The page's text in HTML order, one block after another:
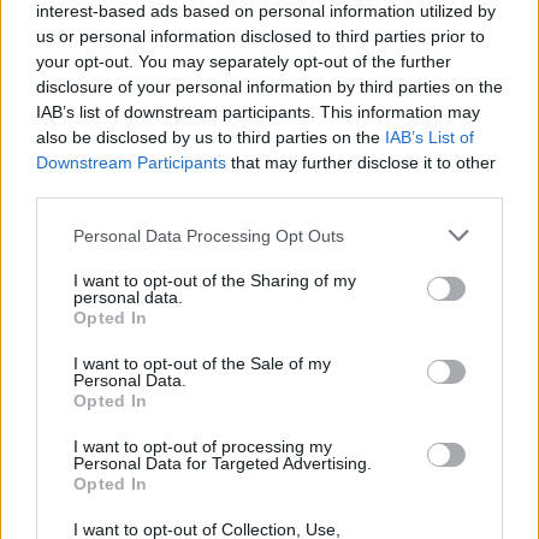
interest-based ads based on personal information utilized by
us or personal information disclosed to third parties prior to
your opt-out. You may separately opt-out of the further
disclosure of your personal information by third parties on the
IAB’s list of downstream participants. This information may
also be disclosed by us to third parties on the IAB’s List of
Downstream Participants that may further disclose it to other
Personal Data Processing Opt Outs
I want to opt-out of the Sharing of my
personal data.
Opted In
I want to opt-out of the Sale of my
Personal Data.
Opted In
I want to opt-out of processing my
Personal Data for Targeted Advertising.
Opted In
I want to opt-out of Collection, Use,
efficiente e familiare con un facile sistema di implementazione. I
risultati chiave che abbiamo ottenuto si traducono in una riduzione
del numero di fornitori, tempi di consegna più brevi con consegna al
giorno successivo e, cosa fondamentale, una significativa riduzione
della durata del progetto in quanto le parti dei prototipi sono ora
facilmente reperibili”, ha dichiarato Alec Dent, Category Manager,
Innovation Procurement di Airbus
Questo premio mette in evidenza le organizzazioni che stanno
facendo la differenza nella creazione di supply chain sostenibili per
guidare l’eccellenza e le migliori pratiche.
Il vincitore:Telefónica
“Nel 2020 abbiamo lanciato una nuova Politica di Sostenibilità